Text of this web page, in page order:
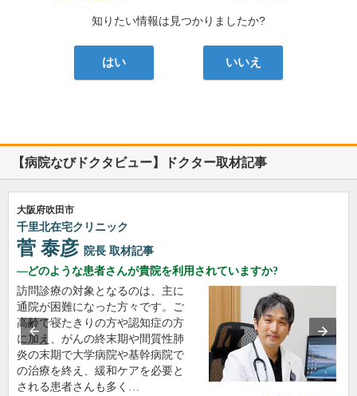
知りたい情報は見つかりましたか?
はい いいえ
【病院なびドクタビュー】ドクター取材記事
大阪府吹田市
千里北在宅クリニック
菅 泰彦 院長 取材記事
どのような患者さんが貴院を利用されていますか?
訪問診療の対象となるのは、主に
通院が困難になった方々です。ご
高齢で寝たきりの方や認知症の方
に加え、がんの終末期や間質性肺
炎の末期で大学病院や基幹病院で
の治療を終え、緩和ケアを必要と
される患者さんも多く…